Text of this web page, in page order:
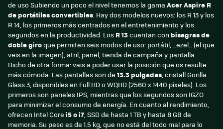
de uso Subiendo un poco el nivel tenemos la gama Acer Aspire R
de portátiles convertibles . Hay dos modelos nuevos: los R 13 y los
R 14, los primeros más centrados en el entretenimiento y los
segundos en la productividad. Los R 13cuentan con bisagras de
doble giroque permiten seis modos de uso: portátil, _ezel_ (el que
veis en la imagen), atril, panel, tienda de campaña y pantalla.
Dicho de otra forma: vais a poder usar la posición que os resulte
más cómoda. Las pantallas son de 13.3 pulgadas , cristall Gorilla
Glass 3, disponibles en Full HD o WQHD (2560 x 1440 píxeles). Los
primeros son paneles IPS, mientras que los segundos son IGZO
para minimizar el consumo de energía. En cuanto al rendimiento,
ofrecen Intel Core i5 o i7 , SSD de hasta 1 TB y hasta 8 GB de
memoria. Su peso es de 1.5 kg, que no está del todo mal para lo